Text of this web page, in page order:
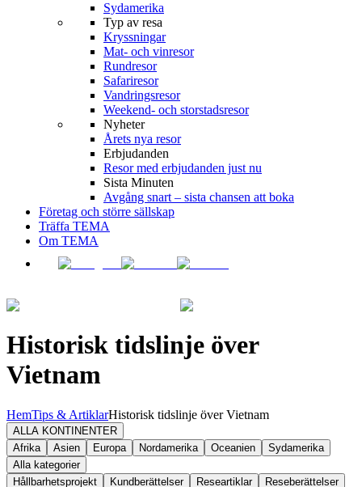
Sydamerika
Typ av resa
Kryssningar
Mat- och vinresor
Rundresor
Safariresor
Vandringsresor
Weekend- och storstadsresor
Nyheter
Årets nya resor
Erbjudanden
Resor med erbjudanden just nu
Sista Minuten
Avgång snart – sista chansen att boka
Företag och större sällskap
Träffa TEMA
Om TEMA
Historisk tidslinje över
Vietnam
HemTips & ArtiklarHistorisk tidslinje över Vietnam
ALLA KONTINENTER
Afrika
Asien Europa Nordamerika Oceanien
Sydamerika
Alla kategorier
Hållbarhetsprojekt
Kundberättelser Researtiklar
Reseberättelser